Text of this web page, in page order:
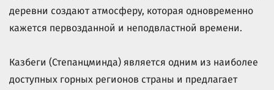
деревни создают атмосферу, которая одновременно
кажется первозданной и неподвластной времени.
Казбеги (Степанцминда) является одним из наиболее
доступных горных регионов страны и предлагает